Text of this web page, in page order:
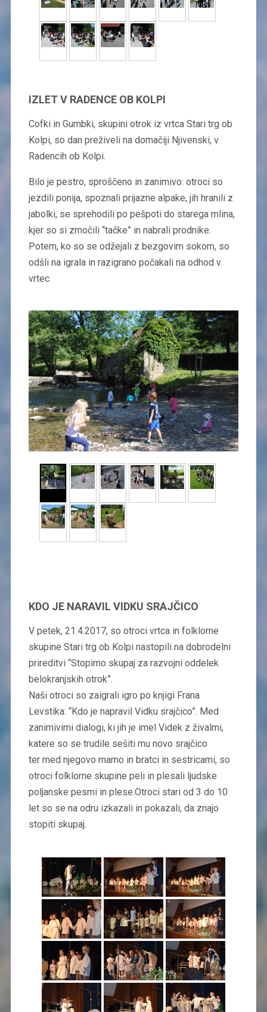
IZLET V RADENCE OB KOLPI
Cofki in Gumbki, skupini otrok iz vrtca Stari trg ob
Kolpi, so dan preživeli na domačiji Njivenski, v
Radencih ob Kolpi.
Bilo je pestro, sproščeno in zanimivo: otroci so
jezdili ponija, spoznali prijazne alpake, jih hranili z
jabolki, se sprehodili po pešpoti do starega mlina,
kjer so si zmočili “tačke” in nabrali prodnike.
Potem, ko so se odžejali z bezgovim sokom, so
odšli na igrala in razigrano počakali na odhod v
vrtec.
KDO JE NARAVIL VIDKU SRAJČICO
V petek, 21.4.2017, so otroci vrtca in folklorne
skupine Stari trg ob Kolpi nastopili na dobrodelni
prireditvi “Stopimo skupaj za razvojni oddelek
belokranjskih otrok”.
Naši otroci so zaigrali igro po knjigi Frana
Levstika: “Kdo je napravil Vidku srajčico”. Med
zanimivimi dialogi, ki jih je imel Videk z živalmi,
katere so se trudile sešiti mu novo srajčico
ter med njegovo mamo in bratci in sestricami, so
otroci folklorne skupine peli in plesali ljudske
poljanske pesmi in plese.Otroci stari od 3 do 10
let so se na odru izkazali in pokazali, da znajo
stopiti skupaj.